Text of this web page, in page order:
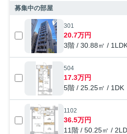
募集中の部屋
301
20.7万円
3階 / 30.88㎡ /
504
17.3万円
5階 / 25.25㎡ / 1DK
1102
36.5万円
11階 / 50.25㎡ /